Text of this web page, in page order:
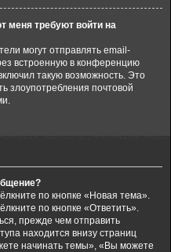
меня требуют войти на
могут отправлять email-
встроенную в конференцию
такую возможность. Это
злоупотребления почтовой
по кнопке «Новая тема».
по кнопке «Ответить».
прежде чем отправить
находится внизу страниц
начинать темы», «Вы можете